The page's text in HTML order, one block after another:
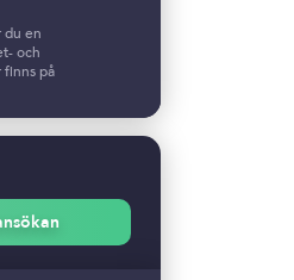
du en
och
på